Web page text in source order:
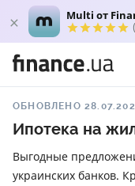
Multi от
ОБНОВЛЕНО
Ипотека на
Выгодные
украинских банков.